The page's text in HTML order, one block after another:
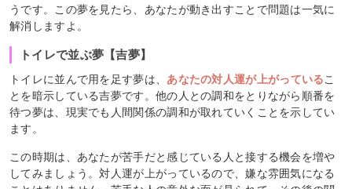
うです。この夢を見たら、あなたが動き出すことで問題は一気に
解消しますよ。
トイレで並ぶ夢【吉夢】
トイレに並んで用を足す夢は、 あなたの対人運が上がっているこ
とを暗示している吉夢です。他の人との調和をとりながら順番を
待つ夢は、現実でも人間関係の調和が取れていくことを示してい
ます。
この時期は、あなたが苦手だと感じている人と接する機会を増や
してみましょう。対人運が上がっているので、嫌な雰囲気になる